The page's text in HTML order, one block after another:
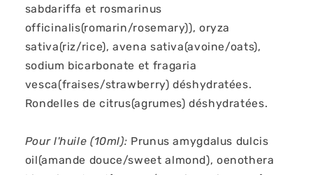
sabdariffa et rosmarinus
officinalis(romarin/rosemary)), oryza
sativa(riz/rice), avena sativa(avoine/oats),
sodium bicarbonate et fragaria
vesca(fraises/strawberry) déshydratées.
Rondelles de citrus(agrumes) déshydratées.
Pour l'huile (10ml): Prunus amygdalus dulcis
oil(amande douce/sweet almond), oenothera